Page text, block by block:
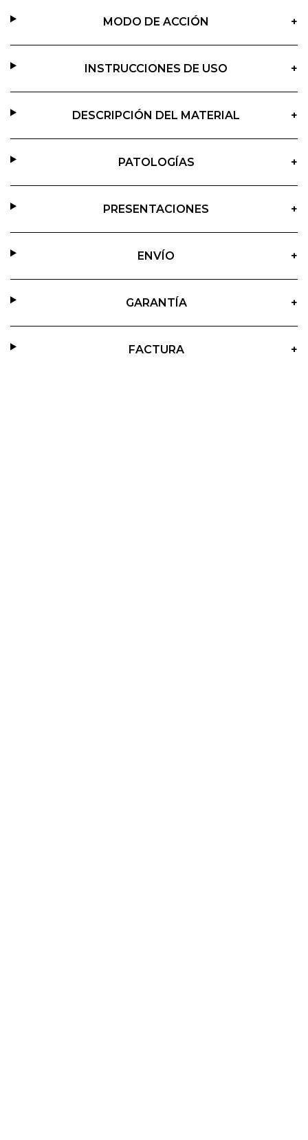
MODO DE ACCIÓN +
INSTRUCCIONES DE USO +
DESCRIPCIÓN DEL MATERIAL +
PATOLOGÍAS +
PRESENTACIONES +
ENVÍO +
GARANTÍA +
FACTURA +